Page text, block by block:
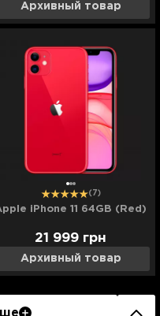
Архивный товар
(7)
iPhone 11 64GB (Red)
Архивный товар
21 999 грн